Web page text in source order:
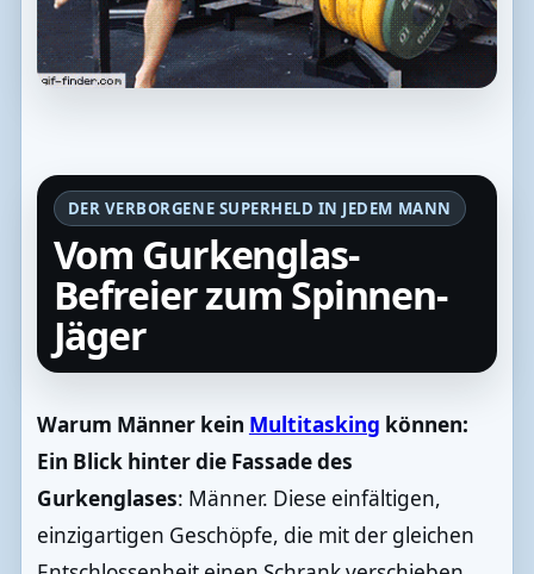
DER VERBORGENE SUPERHELD IN JEDEM MANN
Vom Gurkenglas-
Befreier zum Spinnen-
Jäger
Warum Männer kein Multitasking können:
Ein Blick hinter die Fassade des
Gurkenglases: Männer. Diese einfältigen,
einzigartigen Geschöpfe, die mit der gleichen